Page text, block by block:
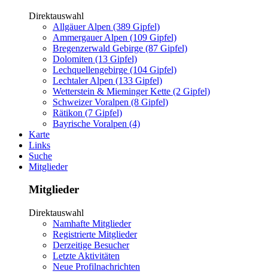
Direktauswahl
Allgäuer Alpen (389 Gipfel)
Ammergauer Alpen (109 Gipfel)
Bregenzerwald Gebirge (87 Gipfel)
Dolomiten (13 Gipfel)
Lechquellengebirge (104 Gipfel)
Lechtaler Alpen (133 Gipfel)
Wetterstein & Mieminger Kette (2 Gipfel)
Schweizer Voralpen (8 Gipfel)
Rätikon (7 Gipfel)
Bayrische Voralpen (4)
Karte
Links
Suche
Mitglieder
Mitglieder
Direktauswahl
Namhafte Mitglieder
Registrierte Mitglieder
Derzeitige Besucher
Letzte Aktivitäten
Neue Profilnachrichten